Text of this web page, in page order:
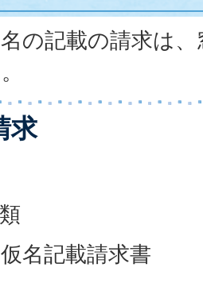
の記載の請求は
求
名記載請求書